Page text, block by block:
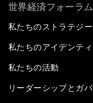
世界経済フォーラ
私たちのストラテジー
私たちのアイデンティ
私たちの活動
リーダーシップとガ